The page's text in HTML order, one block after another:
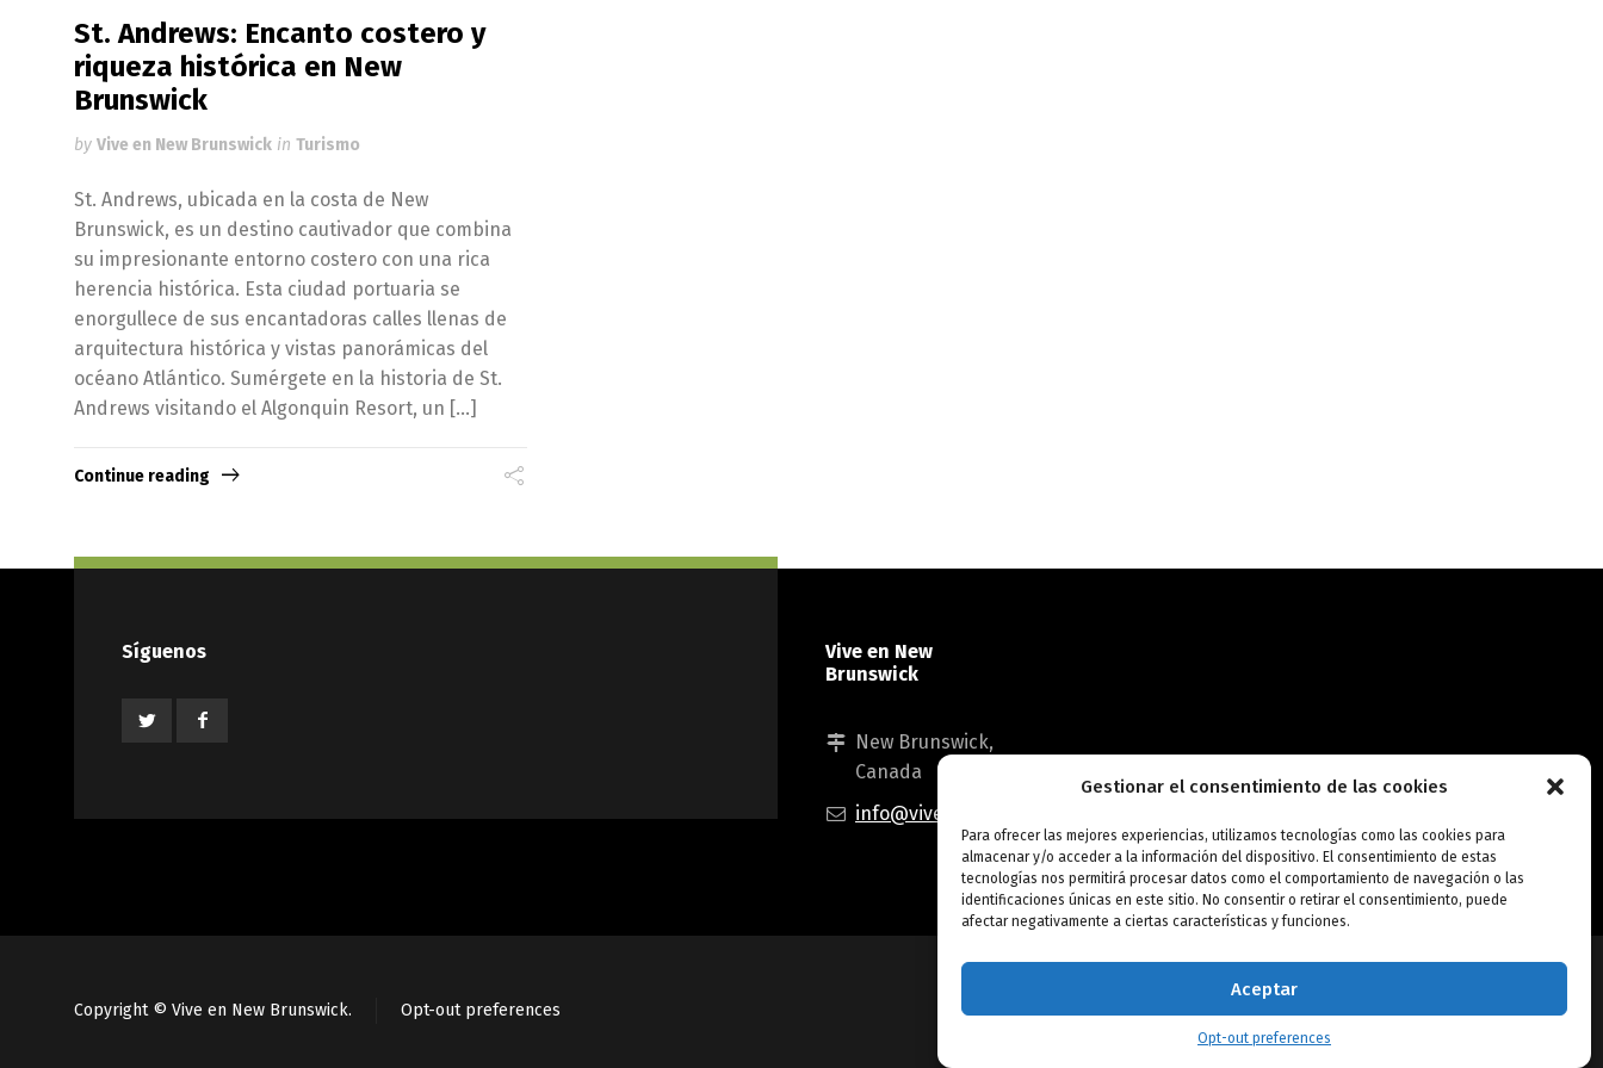
Gestionar el consentimiento de las cookies
Para ofrecer las mejores experiencias, utilizamos tecnologías como las cookies para
almacenar y/o acceder a la información del dispositivo. El consentimiento de estas
tecnologías nos permitirá procesar datos como el comportamiento de navegación o las
identificaciones únicas en este sitio. No consentir o retirar el consentimiento, puede
afectar negativamente a ciertas características y funciones.
Aceptar
Opt-out preferences
St. Andrews: Encanto costero y
riqueza histórica en New
Brunswick
by Vive en New Brunswick in Turismo
St. Andrews, ubicada en la costa de New
Brunswick, es un destino cautivador que combina
su impresionante entorno costero con una rica
herencia histórica. Esta ciudad portuaria se
enorgullece de sus encantadoras calles llenas de
arquitectura histórica y vistas panorámicas del
océano Atlántico. Sumérgete en la historia de St.
Andrews visitando el Algonquin Resort, un […]
Continue reading
Síguenos
Vive en New
Brunswick
New Brunswick,
Canada
info@viveennewbrunswick.com
Copyright © Vive en New Brunswick. Opt-out preferences